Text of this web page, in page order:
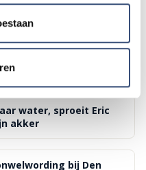
water, sproeit Eric
akker
bij Den